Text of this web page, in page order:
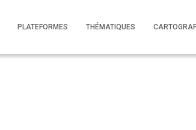
PLATEFORMES THÉMATIQUES